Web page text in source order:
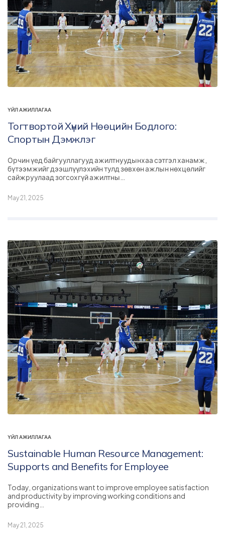
ҮЙЛ АЖИЛЛАГАА
Тогтвортой Хүний Нөөцийн Бодлого:
Спортын Дэмжлэг
Орчин үед байгууллагууд ажилтнуудынхаа сэтгэл ханамж,
бүтээмжийг дээшлүүлэхийн тулд зөвхөн ажлын нөхцөлийг
сайжруулаад зогсохгүй ажилтны…
May 21, 2025
ҮЙЛ АЖИЛЛАГАА
Sustainable Human Resource Management:
Supports and Benefits for Employee
Today, organizations want to improve employee satisfaction
and productivity by improving working conditions and
providing…
May 21, 2025